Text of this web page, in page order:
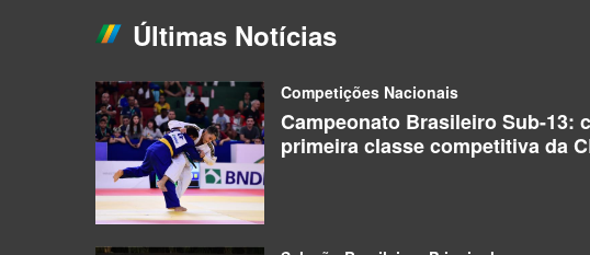
Últimas Notícias
Competições Nacionais
Campeonato Brasileiro Sub-13:
primeira classe competitiva da